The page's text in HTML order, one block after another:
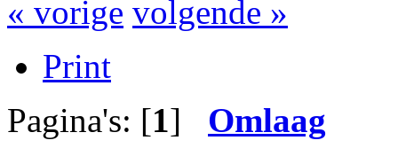
« vorige volgende »
Print
Pagina's: [1] Omlaag